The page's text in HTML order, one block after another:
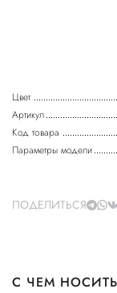
Цвет
Артикул
Код товара
Параметры модели
ПОДЕЛИТЬСЯ
С ЧЕМ НОСИТЬ